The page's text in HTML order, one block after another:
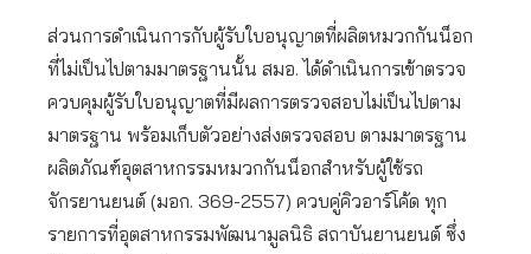
ส่วนการดำเนินการกับผู้รับใบอนุญาตที่ผลิตหมวกกันน็อก
ที่ไม่เป็นไปตามมาตรฐานนั้น สมอ. ได้ดำเนินการเข้าตรวจ
ควบคุมผู้รับใบอนุญาตที่มีผลการตรวจสอบไม่เป็นไปตาม
มาตรฐาน พร้อมเก็บตัวอย่างส่งตรวจสอบ ตามมาตรฐาน
ผลิตภัณฑ์อุตสาหกรรมหมวกกันน็อกสำหรับผู้ใช้รถ
จักรยานยนต์ (มอก. 369-2557) ควบคู่คิวอาร์โค้ด ทุก
รายการที่อุตสาหกรรมพัฒนามูลนิธิ สถาบันยานยนต์ ซึ่ง